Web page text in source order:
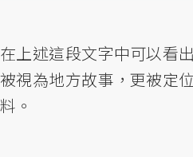
在上述這段文字中可以看
被視為地方故事，更被定
料。